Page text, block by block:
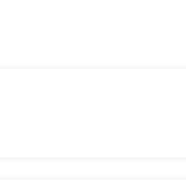
sans complications.
du marché.